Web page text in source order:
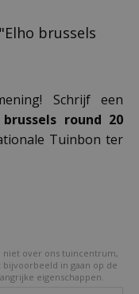
brussels
Schrijf een
brussels round 20
Tuinbon ter
niet over ons tuincentrum,
in gaan op de
eigenschappen.